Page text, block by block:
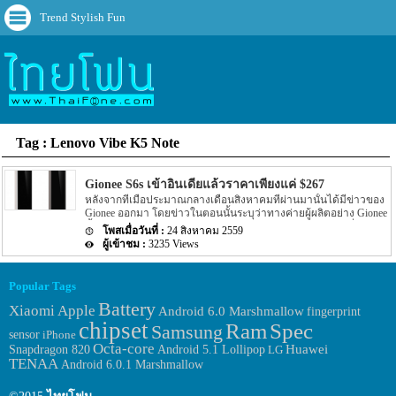
Trend Stylish Fun
Tag : Lenovo Vibe K5 Note
Gionee S6s เข้าอินเดียแล้วราคาเพียงแค่ $267
หลังจากที่เมื่อประมาณกลางเดือนสิงหาคมที่ผ่านมานั้นได้มีข่าวของ
Gionee ออกมา โดยข่าวในตอนนั้นระบุว่าทางค่ายผู้ผลิตอย่าง Gionee
นั้นจะเปิดตัว Smartphone รุ่นใหม่นามว่า Gionee S6s ออกมาที่ประเทศ
อินเดียในวันที่ 22 สิงหาคม โดยล่าสุดนั้นกำหนดการดังกล่าวก็ตรง
ตามที่ระบุไว้ โดย Gionee S6s นั้นได้ถูกเปิดตัวออกมาแล้ว โดยก่อน
หน้านี้ไม่นานนั้นได้มี 2 รุ่นใหม่อย่าง Redmi Note 3 และ Lenovo Vibe
พร้อมกับหน้าจอแสดงผลขนาด 5.5 นิ้ว โดยหน้าจอจะให้ความ
ละเอียดอยู่ที่ 1080p สำหรับความละเอียดของกล้องนั้นจะให้ความ
ละเอียดอยู่ที่ 8 megapixel สำหรับกล้องทางด้านหน้าตัวเครื่อง ในส่วน
ของ Chipset ที่ขับเคลื่อนตัวเครื่องจะเป็น Chipset อย่าง MediaTek
MT6753 ขนาดของ […]
24 สิงหาคม 2559
3235 Views
Popular Tags
XiaomiApple BatteryAndroid 6.0 Marshmallowfingerprint
sensor iPhone chipsetSamsungRamSpec
Snapdragon 820 Octa-core Android 5.1 Lollipop LG Huawei
TENAAAndroid 6.0.1 Marshmallow